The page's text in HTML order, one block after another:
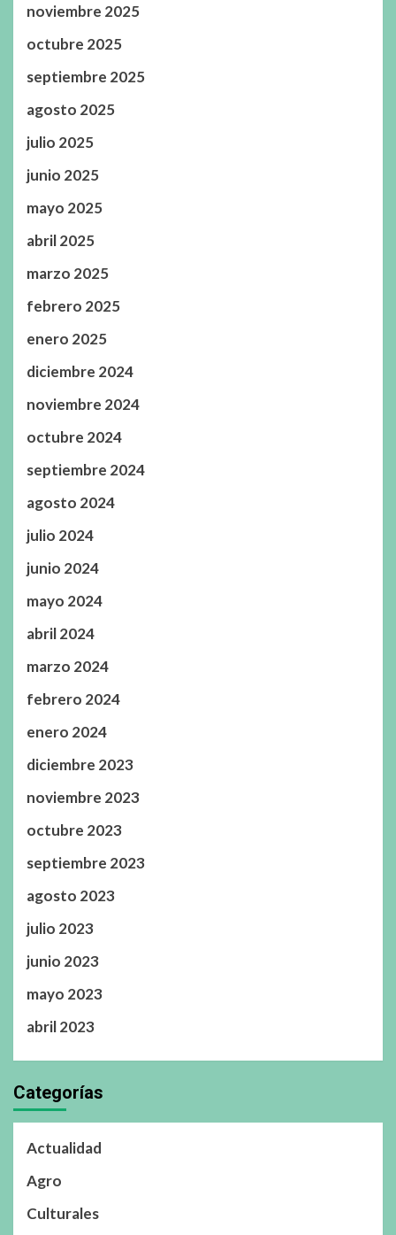
noviembre 2025
octubre 2025
septiembre 2025
agosto 2025
julio 2025
junio 2025
mayo 2025
abril 2025
marzo 2025
febrero 2025
enero 2025
diciembre 2024
noviembre 2024
octubre 2024
septiembre 2024
agosto 2024
julio 2024
junio 2024
mayo 2024
abril 2024
marzo 2024
febrero 2024
enero 2024
diciembre 2023
noviembre 2023
octubre 2023
septiembre 2023
agosto 2023
julio 2023
junio 2023
mayo 2023
abril 2023
Categorías
Actualidad
Agro
Culturales